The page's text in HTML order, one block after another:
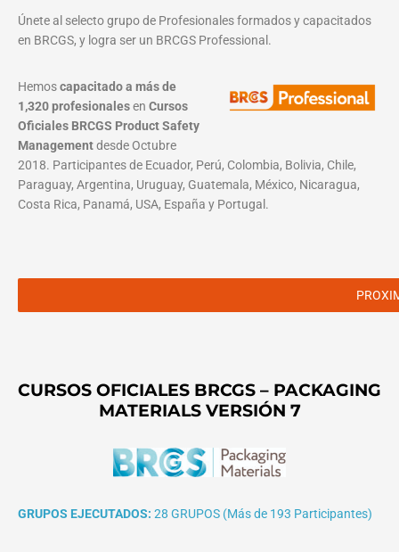
Únete al selecto grupo de Profesionales formados y capacitados
en BRCGS, y logra ser un BRCGS Professional.
Hemoscapacitado a más de
1,320 profesionalesen Cursos
Oficiales BRCGS Product Safety
Managementdesde Octubre
2018. Participantes de Ecuador, Perú, Colombia, Bolivia, Chile,
Paraguay, Argentina, Uruguay, Guatemala, México, Nicaragua,
Costa Rica, Panamá, USA, España y Portugal.
CURSOS OFICIALES BRCGS – PACKAGING
MATERIALS VERSIÓN 7
GRUPOS EJECUTADOS: 28 GRUPOS (Más de 193 Participantes)